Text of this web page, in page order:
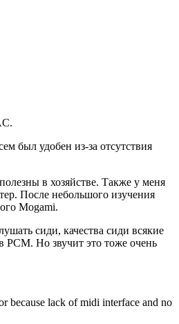
был удобен из-за отсутствия
в хозяйстве. Также у меня
После небольшого изучения
Mogami.
сиди, качества сиди всякие
PCM. Но звучит это тоже очень
because lack of midi interface and no